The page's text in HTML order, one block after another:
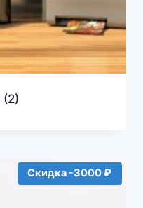
(2)
Скидка -3000 ₽